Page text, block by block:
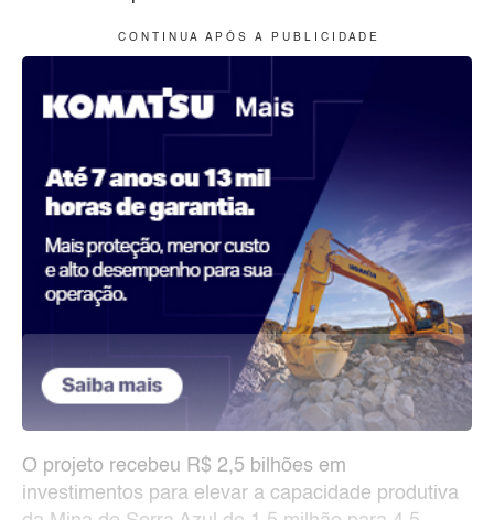
C O N T I N U A A P Ó S A P U B L I C I D A D E
O projeto recebeu R$ 2,5 bilhões em
investimentos para elevar a capacidade produtiva